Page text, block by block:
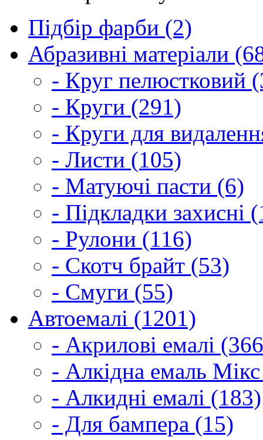
Підбір фарби (2)
Абразивні матеріали
- Круг пелюстковий
- Круги (291)
- Круги для
- Листи (105)
- Матуючі пасти (6)
- Підкладки захисні
- Рулони (116)
- Скотч брайт (53)
- Смуги (55)
Автоемалі (1201)
- Акрилові емалі
- Алкідна емаль
- Алкидні емалі (183)
- Для бампера (15)